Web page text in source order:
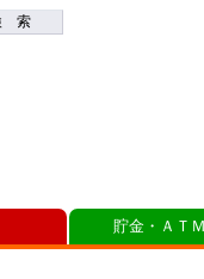
索
貯金・ＡＴ